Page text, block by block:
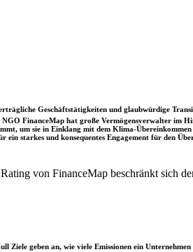
Geschäftstätigkeiten und glaubwürdige
FinanceMap hat große Vermögensverwalter im
um sie in Einklang mit dem Klima-
starkes und konsequentes Engagement für den
von FinanceMap beschränkt sich
geben an, wie viele Emissionen ein Unternehmen